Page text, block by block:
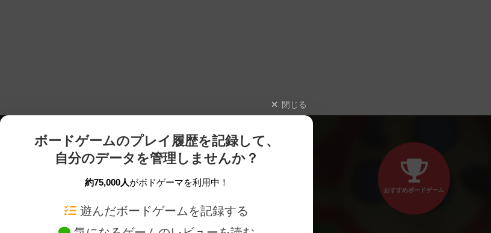
閉じる
ボードゲームのプレイ履歴を記録して、
自分のデータを管理しませんか？
約75,000人がボドゲーマを利用中！
遊んだボードゲームを記録する
おすすめボードゲーム